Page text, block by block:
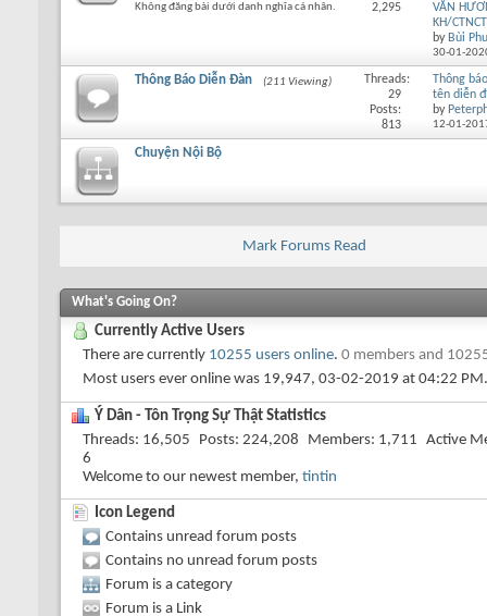
Không đăng bài dưới danh nghĩa cá nhân.
2,295
VĂN
KH/
by Bùi
30-01-
Thông Báo Diễn Đàn (211 Viewing)
Threads:
29
Posts:
813
Thông
tên diễn
by
12-01-
Chuyện Nội Bộ
Mark Forums Read
What's Going On?
Currently Active Users
There are currently 10255 users online. 0 members and
Most users ever online was 19,947, 03-02-2019 at 04:22 PM.
Ý Dân - Tôn Trọng Sự Thật Statistics
Threads 16,505 Posts 224,208 Members 1,711 Active
6
Welcome to our newest member, tintin
Icon Legend
Contains unread forum posts
Contains no unread forum posts
Forum is a category
Forum is a Link